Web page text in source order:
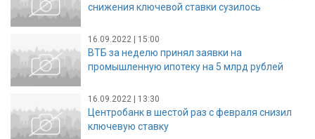
снижения ключевой ставки сузилось
16.09.2022 | 15:00
ВТБ за неделю принял заявки на
промышленную ипотеку на 5 млрд рублей
16.09.2022 | 13:30
Центробанк в шестой раз с февраля снизил
ключевую ставку